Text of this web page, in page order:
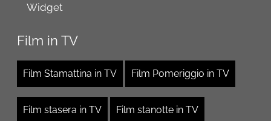
Widget
Film in TV
Film Stamattina in TV Film Pomeriggio in TV
Film stasera in TV Film stanotte in TV